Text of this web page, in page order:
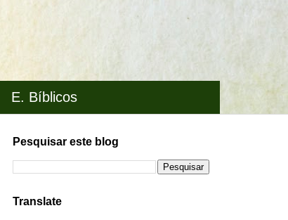
E. Bíblicos
Pesquisar este blog
Translate